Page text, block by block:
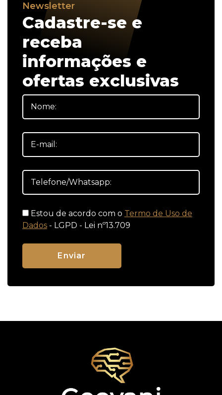
Newsletter
Cadastre-se e
receba
informações e
ofertas exclusivas
Estou de acordo com o Termo de Uso de
Dados - LGPD - Lei nº13.709